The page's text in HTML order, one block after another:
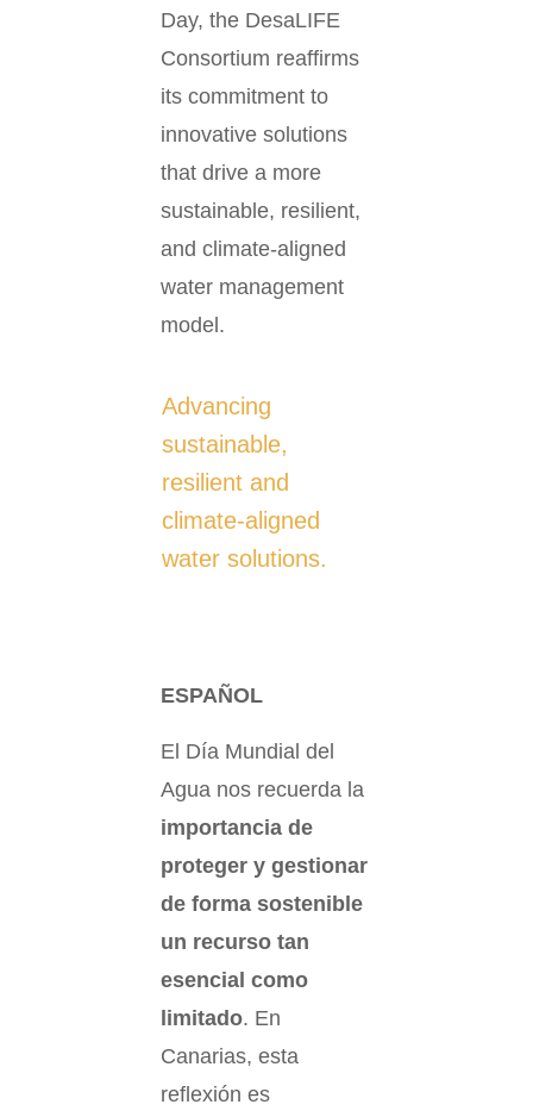
Day, the DesaLIFE
Consortium reaffirms
its commitment to
innovative solutions
that drive a more
sustainable, resilient,
and climate-aligned
water management
model.
Advancing
sustainable,
resilient and
climate‑aligned
water solutions.
ESPAÑOL
El Día Mundial del
Agua nos recuerda la
importancia de
proteger y gestionar
de forma sostenible
un recurso tan
esencial como
limitado. En
Canarias, esta
reflexión es